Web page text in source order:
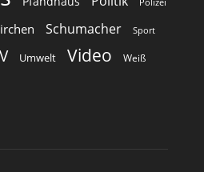
Schumacher Sport
Umwelt Video Weiß